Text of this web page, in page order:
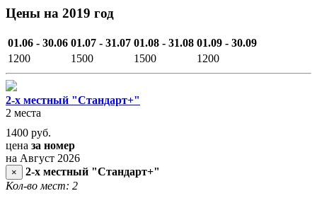
Цены на 2019 год
01.06 - 30.06 01.07 - 31.07 01.08 - 31.08 01.09 - 30.09
1200
1500 1500 1200
2-х местный "Стандарт+"
2 места
1400 руб.
цена за номер
на Август 2026
×
2-х местный "Стандарт+"
Кол-во мест: 2